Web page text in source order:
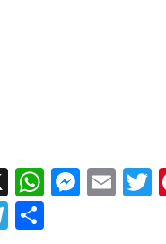
X
Telegram